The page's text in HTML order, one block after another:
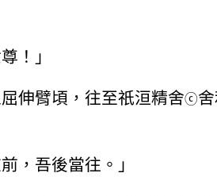
！」
伸臂頃，往至祇洹精舍ⓒ
，吾後當往。」